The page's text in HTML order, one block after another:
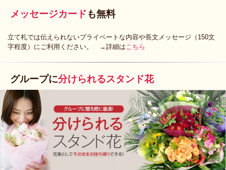
メッセージカードも無料
立て札では伝えられないプライベートな内容や長文メッセージ（150文
字程度）にご利用ください。 →詳細は こちら
グループに分けられるスタンド花